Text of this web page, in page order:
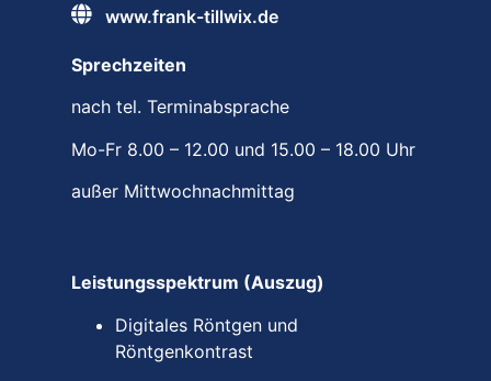
www.frank-tillwix.de
Sprechzeiten
nach tel. Terminabsprache
Mo-Fr 8.00 – 12.00 und 15.00 – 18.00 Uhr
außer Mittwochnachmittag
Leistungsspektrum (Auszug)
Digitales Röntgen und
Röntgenkontrast